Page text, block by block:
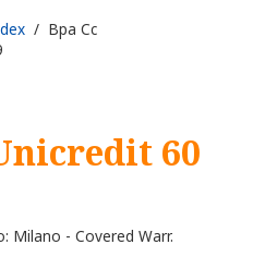
/ Bpa Cc
60
Milano - Covered Warr.